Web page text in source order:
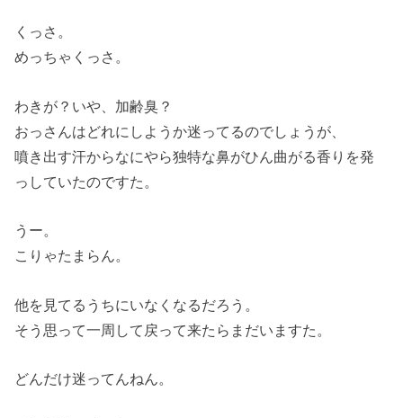
くっさ。
めっちゃくっさ。
わきが？いや、加齢臭？
おっさんはどれにしようか迷ってるのでしょうが、
噴き出す汗からなにやら独特な鼻がひん曲がる香りを発
っしていたのですた。
うー。
こりゃたまらん。
他を見てるうちにいなくなるだろう。
そう思って一周して戻って来たらまだいますた。
どんだけ迷ってんねん。